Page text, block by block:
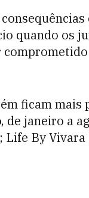
quando os
ficam
janeiro a
Life By